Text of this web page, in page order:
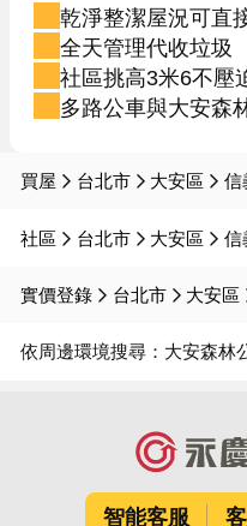
乾淨整潔屋況可直
全天管理代收垃圾
社區挑高3米6不壓
多路公車與大安森
買屋 台北市 大安區 信
社區 台北市 大安區 信
實價登錄 台北市 大安區
依周邊環境搜尋： 大安森林
智能客服